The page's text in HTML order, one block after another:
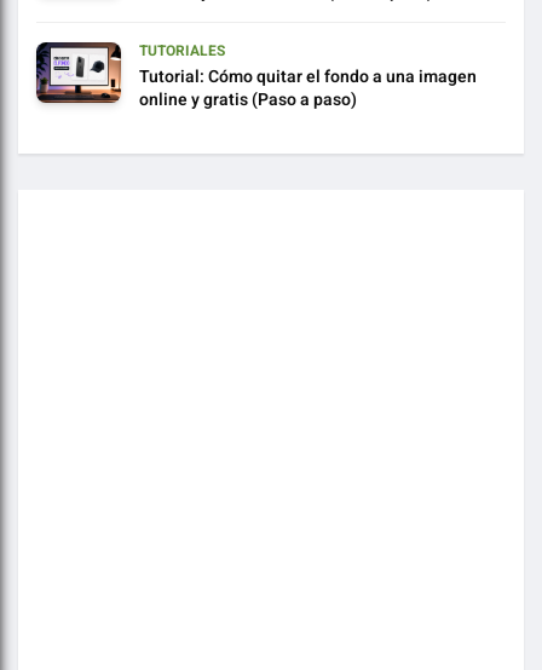
TUTORIALES
Tutorial: Cómo quitar el fondo a una imagen
online y gratis (Paso a paso)